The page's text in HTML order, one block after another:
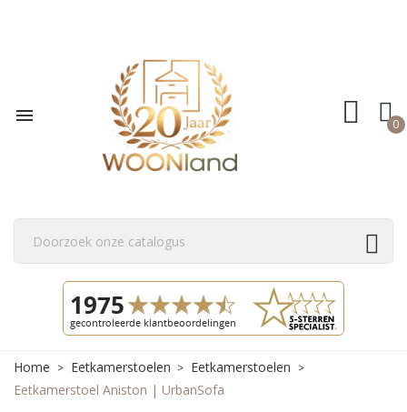
 0
Home Eetkamerstoelen
Eetkamerstoelen
Eetkamerstoel Aniston | UrbanSofa